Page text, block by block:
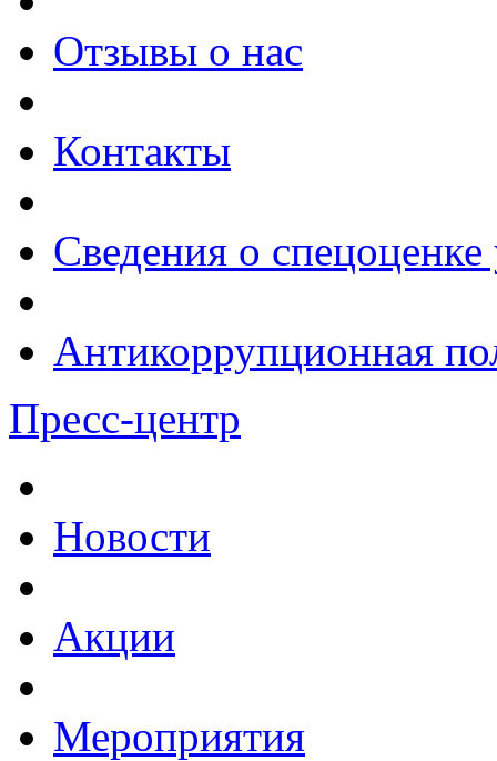
Отзывы о нас
Контакты
Сведения о
Антикоррупционная
Пресс-центр
Новости
Акции
Мероприятия